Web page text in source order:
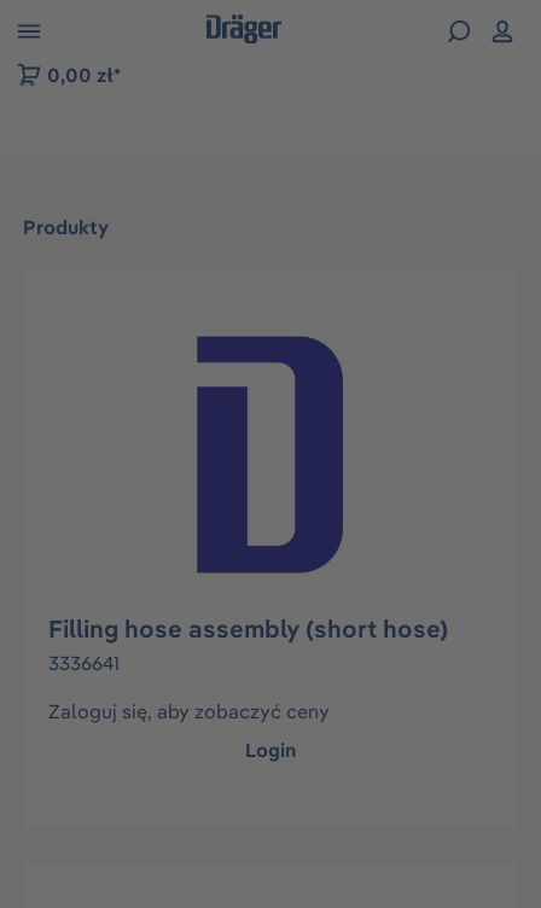
do nawigacji na platformie B2B
0,00 zł*
Produkty
Pomiń galerię zdjęć
Filling hose assembly (short hose)
3336641
Zaloguj się, aby zobaczyć ceny
Login